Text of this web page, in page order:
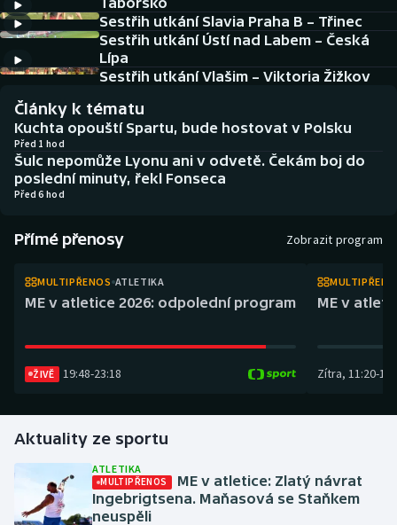
Americký fotbal
Atletika
Baseball a softbal
Basketbal
Biatlon
Boby a skeleton
Box
Cyklistika
Dostihy
Futsal
NEPŘEHLÉDNĚTE
Soutěže
Historické návraty
Aplikace ČT sport
AZ kvíz
Sestřih utkání Slavia Praha B – Třinec
Sestřih utkání Ústí nad Labem – Česká
Lípa
Sestřih utkání Vlašim – Viktoria Žižkov
Články k tématu
Kuchta opouští Spartu, bude hostovat v Polsku
Před 1 hod
Šulc nepomůže Lyonu ani v odvetě. Čekám boj do
poslední minuty, řekl Fonseca
Před 6 hod
Přímé přenosy Zobrazit program
MULTIPŘENOS ATLETIKA
ME v atletice 2026: odpolední program
ŽIVĚ 19:48-23:18
ME v
Zítra, 11:20-
Aktuality ze sportu
ATLETIKA
MULTIPŘENOS
ME v atletice: Zlatý návrat
Ingebrigtsena. Maňasová se Staňkem
neuspěli